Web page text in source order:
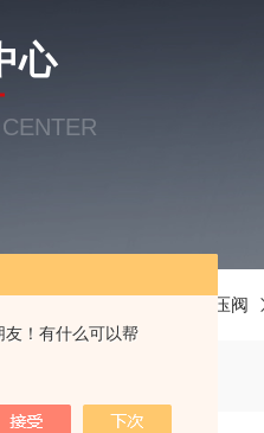
友！有什么可以帮
心
液压阀